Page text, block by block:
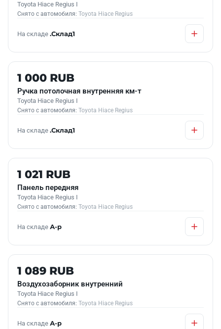
Toyota Hiace Regius I
Снято с автомобиля: Toyota Hiace Regius
На складе .Склад1
Б/У В НАЛИЧИИ
1 000 RUB
Ручка потолочная внутренняя км-т
Toyota Hiace Regius I
Снято с автомобиля: Toyota Hiace Regius
На складе .Склад1
Б/У В НАЛИЧИИ
1 021 RUB
Панель передняя
Toyota Hiace Regius I
Снято с автомобиля: Toyota Hiace Regius
На складе А-р
Б/У В НАЛИЧИИ
1 089 RUB
Воздухозаборник внутренний
Toyota Hiace Regius I
Снято с автомобиля: Toyota Hiace Regius
На складе А-р